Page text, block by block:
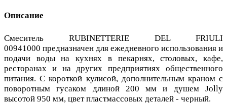
Описание
Смеситель RUBINETTERIE DEL FRIULI
00941000 предназначен для ежедневного использования и
подачи воды на кухнях в пекарнях, столовых, кафе,
ресторанах и на других предприятиях общественного
питания. С короткой кулисой, дополнительным краном с
поворотным гусаком длиной 200 мм и душем Jolly
высотой 950 мм, цвет пластмассовых деталей - черный.